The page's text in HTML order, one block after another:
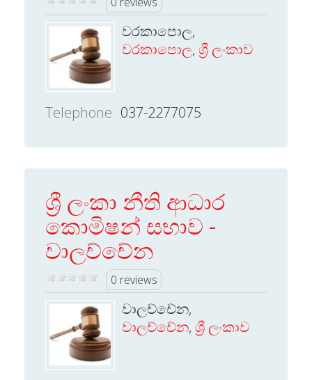
වරකාපොල,
වරකාපොල, ශ්‍රී ලංකාව
Telephone 037-2277075
ශ්‍රී ලංකා නීති ආධාර
කොමිෂන් සභාව -
වාලච්චේන
0 reviews
වාලච්චේන,
වාලච්චේන, ශ්‍රී ලංකාව